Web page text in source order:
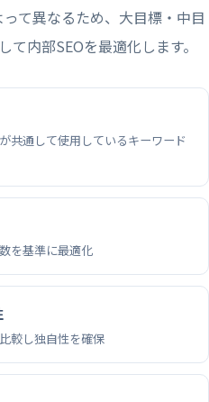
て異なるため、大目標・中目
内部SEOを最適化します。
共通して使用しているキーワード
を基準に最適化
較し独自性を確保